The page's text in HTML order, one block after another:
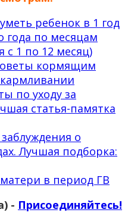
ребенок в 1 год
года по месяцам
с 1 по 12 месяц)
кормящим
по уходу за
статья-памятка
о
Лучшая подборка:
в период ГВ
- Присоединяйтесь!